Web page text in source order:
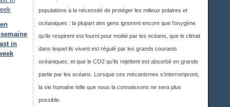
in
populations à la nécessité de protéger les milieux polaires et
océaniques : la plupart des gens ignorent encore que l’oxygène
qu’ils respirent est fourni pour moitié par les océans, que le climat
dans lequel ils vivent est régulé par les grands courants
océaniques, et que le CO2 qu’ils rejettent est absorbé en grande
partie par les océans. Lorsque ces mécanismes s’interrompront,
la vie humaine telle que nous la connaissons ne sera plus
possible.